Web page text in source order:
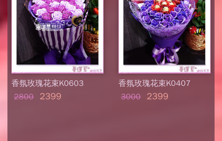
香氛玫瑰花束K0603
2800
2399
香氛玫瑰花束K0407
3000
2399